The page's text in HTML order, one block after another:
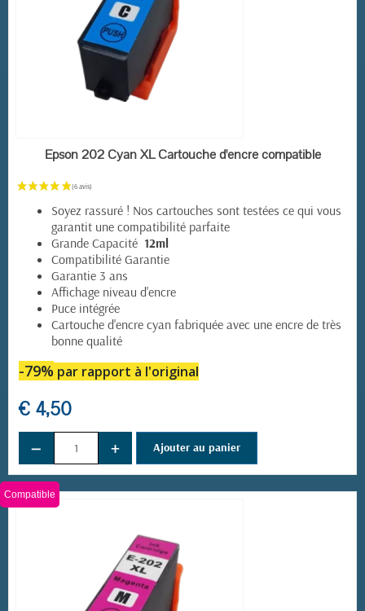
EN STOCK
Epson 202 Cyan XL Cartouche d'encre compatible
Soyez rassuré ! Nos cartouches sont testées ce qui vous
garantit une compatibilité parfaite
Grande Capacité 12ml
Compatibilité Garantie
Garantie 3 ans
Affichage niveau d'encre
Puce intégrée
Cartouche d'encre cyan fabriquée avec une encre de très
bonne qualité
-79% par rapport à l'original
€ 4,50
− + Ajouter au panier
Compatible